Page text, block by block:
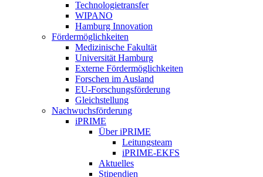
Technologietransfer
WIPANO
Hamburg Innovation
Fördermöglichkeiten
Medizinische Fakultät
Universität Hamburg
Externe Fördermöglichkeiten
Forschen im Ausland
EU-Forschungsförderung
Gleichstellung
Nachwuchsförderung
iPRIME
Über iPRIME
Leitungsteam
iPRIME-EKFS
Aktuelles
Stipendien